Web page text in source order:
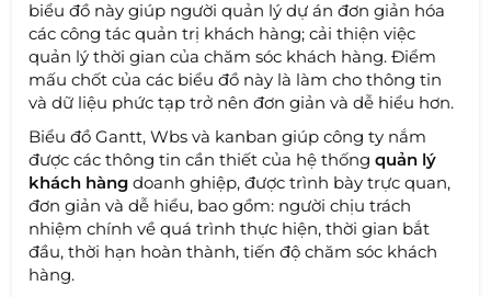
biểu đồ này giúp người quản lý dự án đơn giản hóa
các công tác quản trị khách hàng; cải thiện việc
quản lý thời gian của chăm sóc khách hàng. Điểm
mấu chốt của các biểu đồ này là làm cho thông tin
và dữ liệu phức tạp trở nên đơn giản và dễ hiểu hơn.
Biểu đồ Gantt, Wbs và kanban giúp công ty nắm
được các thông tin cần thiết của hệ thốngquản lý
khách hàng doanh ghiệp, được trình bày trực quan,
đơn giản và dễ hiểu, bao gồm: người chịu trách
nhiệm chính về quá trình thực hiện, thời gian bắt
đầu, thời hạn hoàn thành, tiến độ chăm sóc khách
hàng.